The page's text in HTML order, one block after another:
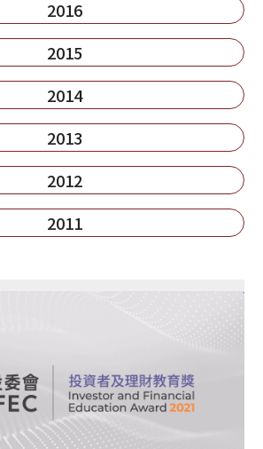
2016
2015
2014
2013
2012
2011